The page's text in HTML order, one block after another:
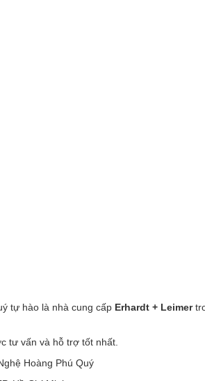
tự hào là nhà cung cấp Erhardt + Leimer
tư vấn và hỗ trợ tốt nhất.
Hoàng Phú Quý